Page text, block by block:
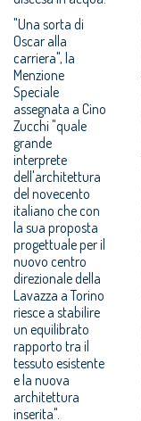
"Una sorta di
Oscar alla
carriera", la
Menzione
Speciale
assegnata a Cino
Zucchi "quale
grande
interprete
dell'architettura
del novecento
italiano che con
la sua proposta
progettuale per il
nuovo centro
direzionale della
Lavazza a Torino
riesce a stabilire
un equilibrato
rapporto tra il
tessuto esistente
e la nuova
architettura
inserita".